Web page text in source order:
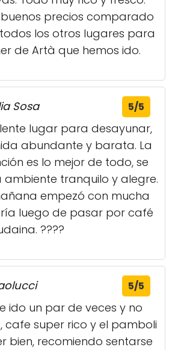
buenos precios comparado
los otros lugares para
de Artà que hemos ido.
Sosa 5/5
lugar para desayunar,
abundante y barata. La
es lo mejor de todo, se
ambiente tranquilo y alegre.
empezó con mucha
luego de pasar por café
????
5/5
ido un par de veces y no
cafe super rico y el pamboli
bien, recomiendo sentarse